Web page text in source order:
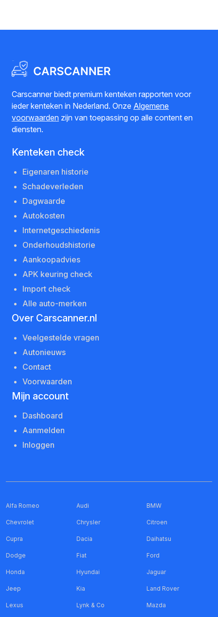
Carscanner biedt premium kenteken rapporten voor
ieder kenteken in Nederland. Onze Algemene
voorwaarden zijn van toepassing op alle content en
diensten.
Kenteken check
Eigenaren historie
Schadeverleden
Dagwaarde
Autokosten
Internetgeschiedenis
Onderhoudshistorie
Aankoopadvies
APK keuring check
Import check
Alle auto-merken
Over Carscanner.nl
Veelgestelde vragen
Autonieuws
Contact
Voorwaarden
Mijn account
Dashboard
Aanmelden
Inloggen
Alfa Romeo Audi BMW
Chevrolet Chrysler Citroen
Cupra Dacia Daihatsu
Dodge Fiat Ford
Honda Hyundai Jaguar
Jeep Kia Land Rover
Lexus Lynk & Co Mazda